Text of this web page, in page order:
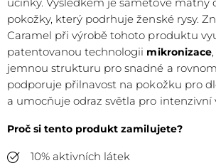
pokožky, který podrhuje ženské rysy.
Caramel při výrobě tohoto produktu
patentovanou technologii mikronizace
jemnou strukturu pro snadné a
podporuje přilnavost na pokožku pro
a umocňuje odraz světla pro intenzivní
Proč si tento produkt zamilujete?
10% aktivních látek